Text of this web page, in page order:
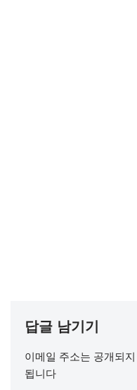
답글 남기기
이메일 주소는 공개되
됩니다